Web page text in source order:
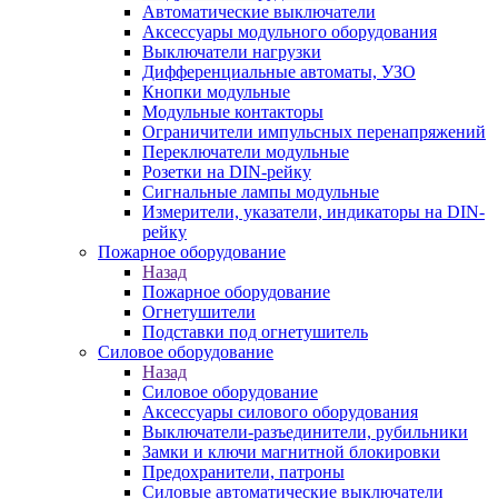
Автоматические выключатели
Аксессуары модульного оборудования
Выключатели нагрузки
Дифференциальные автоматы, УЗО
Кнопки модульные
Модульные контакторы
Ограничители импульсных перенапряжений
Переключатели модульные
Розетки на DIN-рейку
Сигнальные лампы модульные
Измерители, указатели, индикаторы на DIN-
рейку
Пожарное оборудование
Назад
Пожарное оборудование
Огнетушители
Подставки под огнетушитель
Силовое оборудование
Назад
Силовое оборудование
Аксессуары силового оборудования
Выключатели-разъединители, рубильники
Замки и ключи магнитной блокировки
Предохранители, патроны
Силовые автоматические выключатели